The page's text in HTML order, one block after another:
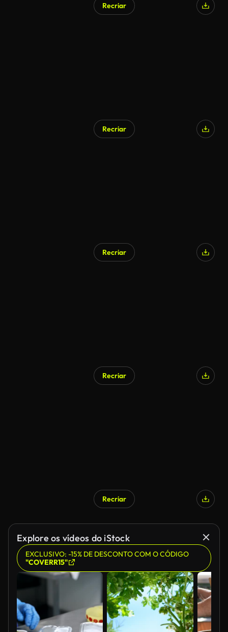
Recriar
Recriar
Recriar
Recriar
Recriar
Explore os vídeos do iStock
EXCLUSIVO: -15% DE DESCONTO COM O CÓDIGO
"COVERR15"